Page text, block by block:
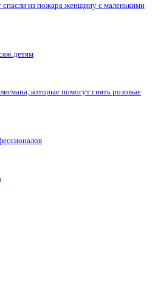
спасли из пожара женщину с маленькими
детям
которые помогут снять розовые